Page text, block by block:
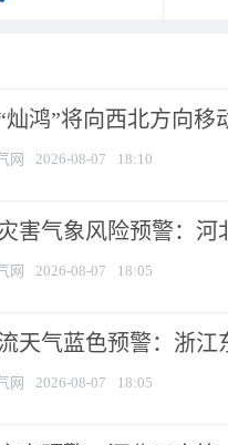
灿鸿”将向西北方向移
网 2026-08-07 18:10
害气象风险预警：河
网 2026-08-07 18:05
天气蓝色预警：浙江
网 2026-08-07 18:05